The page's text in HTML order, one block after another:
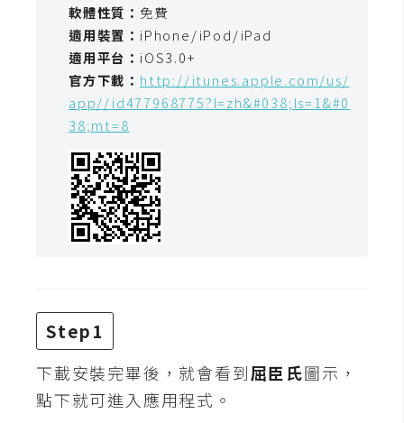
合
作
提
案
軟體性質： 免費
適用裝置： iPhone/iPod/iPad
適用平台： iOS3.0+
官方下載： http://itunes.apple.com/us/
app//id477968775?l=zh&#038;ls=1&#0
38;mt=8
Step1
下載安裝完畢後，就會看到屈臣氏圖示，
點下就可進入應用程式。